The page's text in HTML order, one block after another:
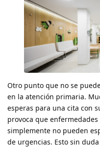
Otro punto que no se
en la atención primaria.
esperas para una cita con
provoca que
simplemente no pueden
de urgencias. Esto sin